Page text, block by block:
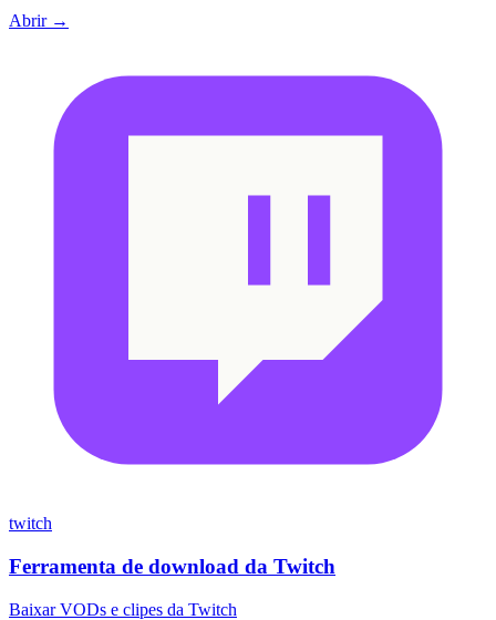
Abrir →
twitch
Ferramenta de download da Twitch
Baixar VODs e clipes da Twitch